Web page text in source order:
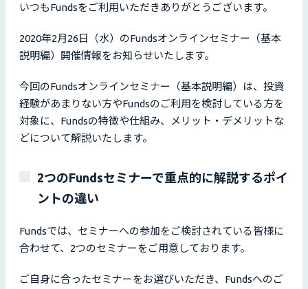
いつもFundsをご利用いただきありがとうございます。
2020年2月26日（水）のFundsオンラインセミナー（基本
説明編）開催情報をお知らせいたします。
今回のFundsオンラインセミナー（基本説明編）は、投資
経験があまりない方やFundsのご利用を検討している方を
対象に、Fundsの特徴や仕組み、メリット・デメリットな
どについて解説いたします。
2つのFundsセミナーで重点的に解説するポイ
ントの違い
Fundsでは、セミナーへの参加をご検討されている皆様に
合わせて、2つのセミナーをご用意しております。
ご自身に合ったセミナーをお選びいただき、Fundsへのご